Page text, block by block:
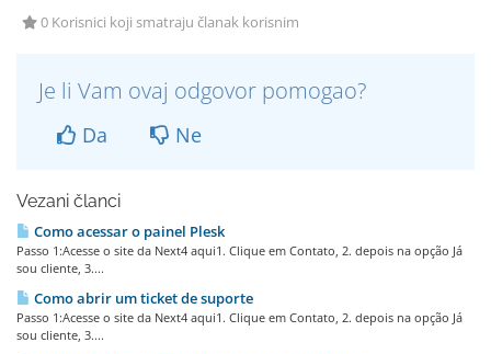
0 Korisnici koji smatraju članak korisnim
Je li Vam ovaj odgovor pomogao?
Da Ne
Vezani članci
Como acessar o painel Plesk
Passo 1:Acesse o site da Next4 aqui1. Clique em Contato, 2. depois na opção Já
sou cliente, 3....
Como abrir um ticket de suporte
Passo 1:Acesse o site da Next4 aqui1. Clique em Contato, 2. depois na opção Já
sou cliente, 3....